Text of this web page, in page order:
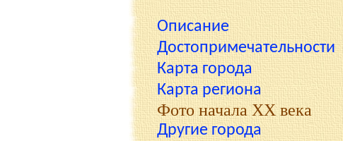
Описание
Достопримечательности
Карта города
Карта региона
Фото начала XX века
Другие города